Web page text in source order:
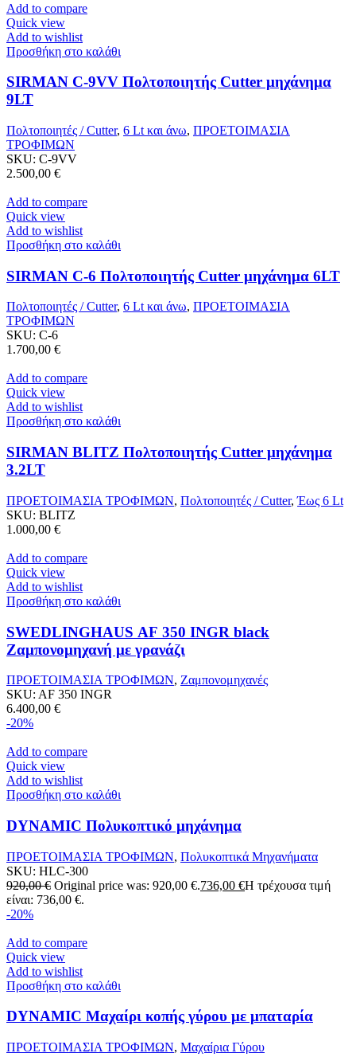
Add to compare
Quick view
Add to wishlist
Προσθήκη στο καλάθι
SIRMAN C-9VV Πολτοποιητής Cutter μηχάνημα
9LT
Πολτοποιητές / Cutter, 6 Lt και άνω, ΠΡΟΕΤΟΙΜΑΣΙΑ
ΤΡΟΦΙΜΩΝ
SKU: C-9VV
2.500,00 €
Add to compare
Quick view
Add to wishlist
Προσθήκη στο καλάθι
SIRMAN C-6 Πολτοποιητής Cutter μηχάνημα 6LT
Πολτοποιητές / Cutter, 6 Lt και άνω, ΠΡΟΕΤΟΙΜΑΣΙΑ
ΤΡΟΦΙΜΩΝ
SKU: C-6
1.700,00 €
Add to compare
Quick view
Add to wishlist
Προσθήκη στο καλάθι
SIRMAN BLITZ Πολτοποιητής Cutter μηχάνημα
3.2LT
ΠΡΟΕΤΟΙΜΑΣΙΑ ΤΡΟΦΙΜΩΝ, Πολτοποιητές / Cutter,Έως 6 Lt
SKU: BLITZ
1.000,00 €
Add to compare
Quick view
Add to wishlist
Προσθήκη στο καλάθι
SWEDLINGHAUS AF 350 INGR black
Ζαμπονομηχανή με γρανάζι
ΠΡΟΕΤΟΙΜΑΣΙΑ ΤΡΟΦΙΜΩΝ, Ζαμπονομηχανές
SKU: AF 350 INGR
6.400,00 €
-20%
Add to compare
Quick view
Add to wishlist
Προσθήκη στο καλάθι
DYNAMIC Πολυκοπτικό μηχάνημα
ΠΡΟΕΤΟΙΜΑΣΙΑ ΤΡΟΦΙΜΩΝ, Πολυκοπτικά Μηχανήματα
SKU: HLC-300
920,00€ Original price was: 920,00 €.736,00 €Η τρέχουσα τιμή
είναι: 736,00 €.
-20%
Add to compare
Quick view
Add to wishlist
Προσθήκη στο καλάθι
DYNAMIC Μαχαίρι κοπής γύρου με μπαταρία
ΠΡΟΕΤΟΙΜΑΣΙΑ ΤΡΟΦΙΜΩΝ, Μαχαίρια Γύρου